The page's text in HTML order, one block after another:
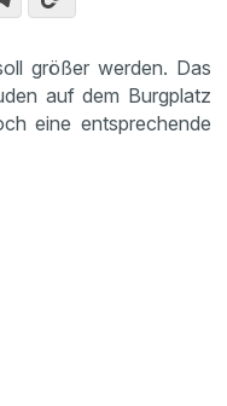
größer werden. Das
auf dem Burgplatz
eine entsprechende